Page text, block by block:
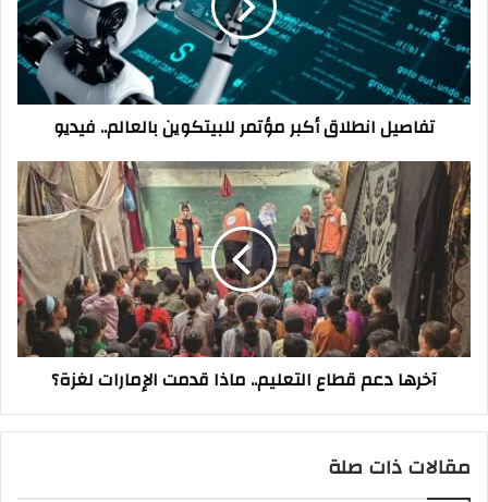
للبيتكوين
بالعالم..
فيديو
تفاصيل انطلاق أكبر مؤتمر للبيتكوين بالعالم.. فيديو
آخرها
دعم
قطاع
التعليم..
ماذا
قدمت
الإمارات
لغزة؟
آخرها دعم قطاع التعليم.. ماذا قدمت الإمارات لغزة؟
مقالات ذات صلة